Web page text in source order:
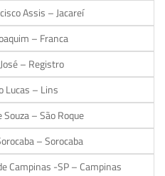
Assis – Jacareí
– Franca
– Registro
Lucas – Lins
– São Roque
– Sorocaba
Campinas -SP – Campinas